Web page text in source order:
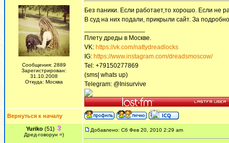
Сообщения: 2889
Зарегистрирован:
31.10.2008
Откуда: Москва
Без паники. Если работает,то хорошо. Если не
В суд на них подали, прикрыли сайт. За
Плету дреды в Москве.
VK: https://vk.com/nattydreadlocks
IG: https://www.instagram.com/dreadsmoscow/
Tel: +79150277869
(sms| whats up)
Telegram: @Inisurvive
Вернуться к началу
Yuriko (51)
Дред-говорун =)
Добавлено: Сб Фев 20, 2010 2:29 am